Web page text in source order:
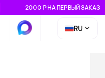
-2000 ₽ НА ПЕРВЫЙ ЗАКАЗ
RU